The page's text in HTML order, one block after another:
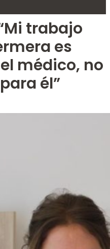
trabajo
es
médico, no
él”